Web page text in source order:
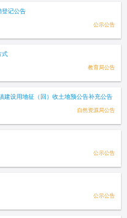
登记公告
公示公告
式
教育局公告
设用地征（回）收土地预公告补充公告
自然资源局公告
公示公告
公示公告